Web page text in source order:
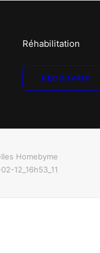
Réhabilitation
DÉCOUVRIR
Homebyme
12_16h53_11